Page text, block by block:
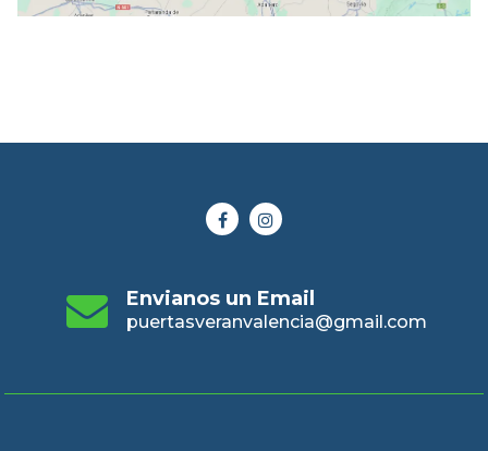
Envianos un Email
puertasveranvalencia@gmail.com